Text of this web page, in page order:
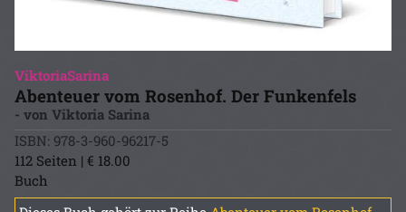
ViktoriaSarina
Abenteuer vom Rosenhof. Der Funkenfels
- von Viktoria Sarina
ISBN: 978-3-960-96217-5
112 Seiten | € 18.00
Buch